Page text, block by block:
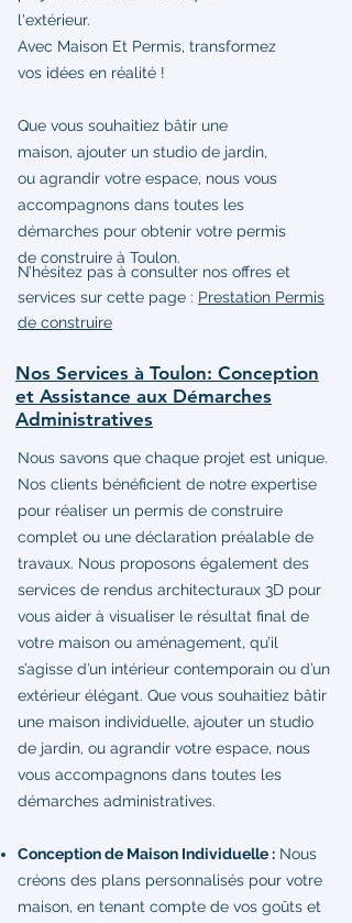
l'extérieur.
Avec Maison Et Permis, transformez
vos idées en réalité !
Que vous souhaitiez bâtir une
maison, ajouter un studio de jardin,
ou agrandir votre espace, nous vous
accompagnons dans toutes les
démarches pour obtenir votre permis
de construire à Toulon.
N’hésitez pas à consulter nos offres et
services sur cette page : Prestation Permis
de construire
Nos Services à Toulon: Conception
et Assistance aux Démarches
Administratives
Nous savons que chaque projet est unique.
Nos clients bénéficient de notre expertise
pour réaliser un permis de construire
complet ou une déclaration préalable de
travaux. Nous proposons également des
services de rendus architecturaux 3D pour
vous aider à visualiser le résultat final de
votre maison ou aménagement, qu’il
s’agisse d’un intérieur contemporain ou d’un
extérieur élégant. Que vous souhaitiez bâtir
une maison individuelle, ajouter un studio
de jardin, ou agrandir votre espace, nous
vous accompagnons dans toutes les
démarches administratives.
Conception de Maison Individuelle : Nous
créons des plans personnalisés pour votre
maison, en tenant compte de vos goûts et